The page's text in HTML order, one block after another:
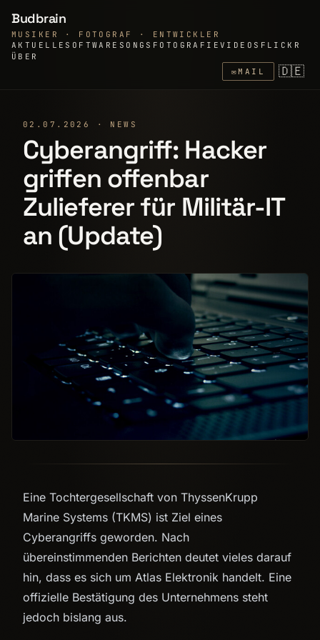
Budbrain
MUSIKER · FOTOGRAF · ENTWICKLER
AKTUELLE SOFTWARE SONGS FOTOGRAFIEVIDEOS FLICKR
ÜBER
✉MAIL 🇩🇪
02.07.2026 · NEWS
Cyberangriff: Hacker
griffen offenbar
Zulieferer für Militär-IT
an (Update)
Eine Tochtergesellschaft von ThyssenKrupp
Marine Systems (TKMS) ist Ziel eines
Cyberangriffs geworden. Nach
übereinstimmenden Berichten deutet vieles darauf
hin, dass es sich um Atlas Elektronik handelt. Eine
offizielle Bestätigung des Unternehmens steht
jedoch bislang aus.